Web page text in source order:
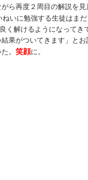
ら再度２周目の解説を
ねいに勉強する生徒はま
く解けるようになってき
果がついてきます」と
た。笑顔に。